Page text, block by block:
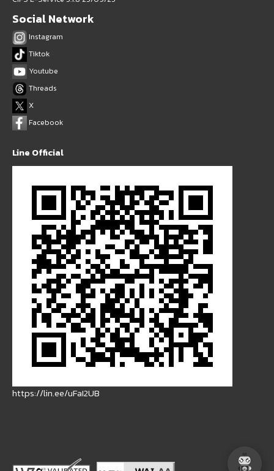
Social Network
Instagram
Tiktok
Youtube
Threads
X
Facebook
Line Official
https://lin.ee/uFaI2UB